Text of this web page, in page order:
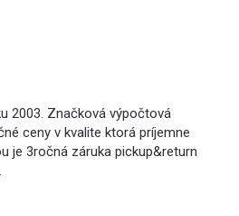
2003. Značková výpočtová
ceny v kvalite ktorá príjemne
je 3ročná záruka pickup&return